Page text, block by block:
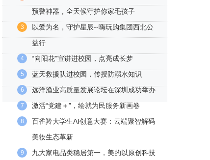
预警神器，全天候守护你家毛孩子
3
以爱为名，守护星辰--嗨玩购集团西北公
益行
4 “向阳花”宣讲进校园，点亮成长梦
5 蓝天救援队进校园，传授防溺水知识
6 远洋渔业高质量发展论坛在深圳成功举办
7 激活“党建＋”，绘就为民服务新画卷
8
百雀羚大学生AI创意大赛：云端聚智解码
美妆生态革新
9
九大家电品类稳居第一，美的以原创科技